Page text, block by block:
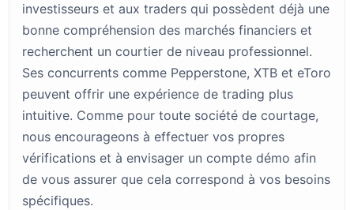
investisseurs et aux traders qui possèdent déjà une
bonne compréhension des marchés financiers et
recherchent un courtier de niveau professionnel.
Ses concurrents comme Pepperstone, XTB et eToro
peuvent offrir une expérience de trading plus
intuitive. Comme pour toute société de courtage,
nous encourageons à effectuer vos propres
vérifications et à envisager un compte démo afin
de vous assurer que cela correspond à vos besoins
spécifiques.